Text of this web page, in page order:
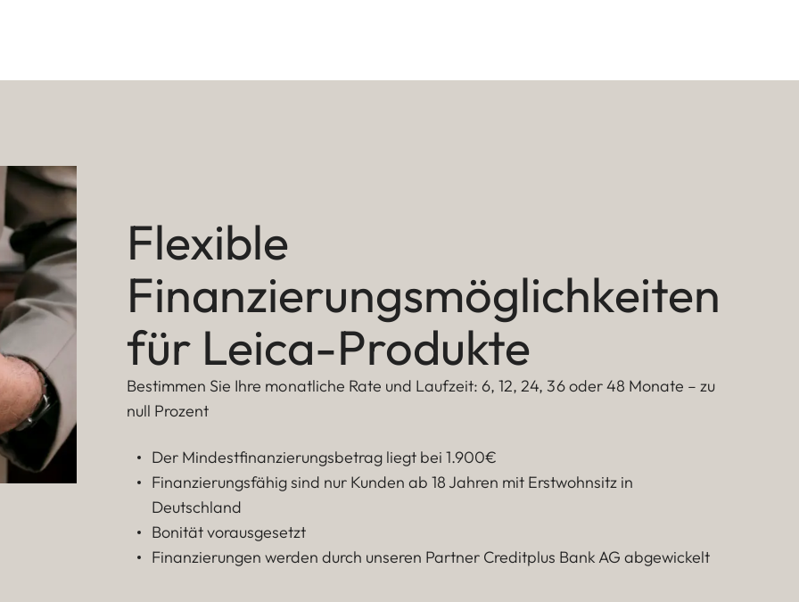
Flexible
Finanzierungsmöglichkeiten
für Leica-Produkte
Bestimmen Sie Ihre monatliche Rate und Laufzeit: 6, 12, 24, 36 oder 48 Monate – zu
null Prozent
Der Mindestfinanzierungsbetrag liegt bei 1.900€
Finanzierungsfähig sind nur Kunden ab 18 Jahren mit Erstwohnsitz in
Deutschland
Bonität vorausgesetzt
Finanzierungen werden durch unseren Partner Creditplus Bank AG abgewickelt